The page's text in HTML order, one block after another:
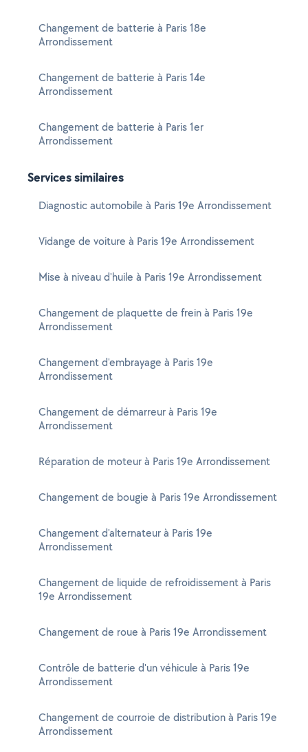
Changement de batterie à Paris 18e
Arrondissement
Changement de batterie à Paris 14e
Arrondissement
Changement de batterie à Paris 1er
Arrondissement
Services similaires
Diagnostic automobile à Paris 19e Arrondissement
Vidange de voiture à Paris 19e Arrondissement
Mise à niveau d'huile à Paris 19e Arrondissement
Changement de plaquette de frein à Paris 19e
Arrondissement
Changement d'embrayage à Paris 19e
Arrondissement
Changement de démarreur à Paris 19e
Arrondissement
Réparation de moteur à Paris 19e Arrondissement
Changement de bougie à Paris 19e Arrondissement
Changement d'alternateur à Paris 19e
Arrondissement
Changement de liquide de refroidissement à Paris
19e Arrondissement
Changement de roue à Paris 19e Arrondissement
Contrôle de batterie d'un véhicule à Paris 19e
Arrondissement
Changement de courroie de distribution à Paris 19e
Arrondissement